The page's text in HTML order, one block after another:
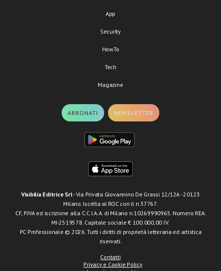
App
Security
HowTo
Tech
Magazine
ABBONATI NEWSLETTER
Visibilia Editrice Srl- Via Privata Giovannino De Grassi 12/12A - 20123
Milano. Iscritta al ROC con il n.37767.
CF, P.IVA ed iscrizione alla C.C.I.A.A. di Milano n.10269990965. Numero REA:
MI-2519578. Capitale sociale € 100.000,00 I.V.
PC Professionale © 2026. Tutti i diritti di proprietà letteraria ed artistica
riservati.
Contatti
Privacy e Cookie Policy